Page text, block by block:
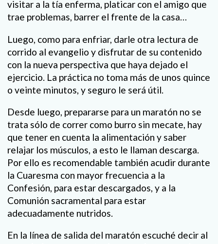
visitar a la tía enferma, platicar con el amigo que
trae problemas, barrer el frente de la casa…
Luego, como para enfriar, darle otra lectura de
corrido al evangelio y disfrutar de su contenido
con la nueva perspectiva que haya dejado el
ejercicio. La práctica no toma más de unos quince
o veinte minutos, y seguro le será útil.
Desde luego, prepararse para un maratón no se
trata sólo de correr como burro sin mecate, hay
que tener en cuenta la alimentación y saber
relajar los músculos, a esto le llaman descarga.
Por ello es recomendable también acudir durante
la Cuaresma con mayor frecuencia a la
Confesión, para estar descargados, y a la
Comunión sacramental para estar
adecuadamente nutridos.
En la línea de salida del maratón escuché decir al